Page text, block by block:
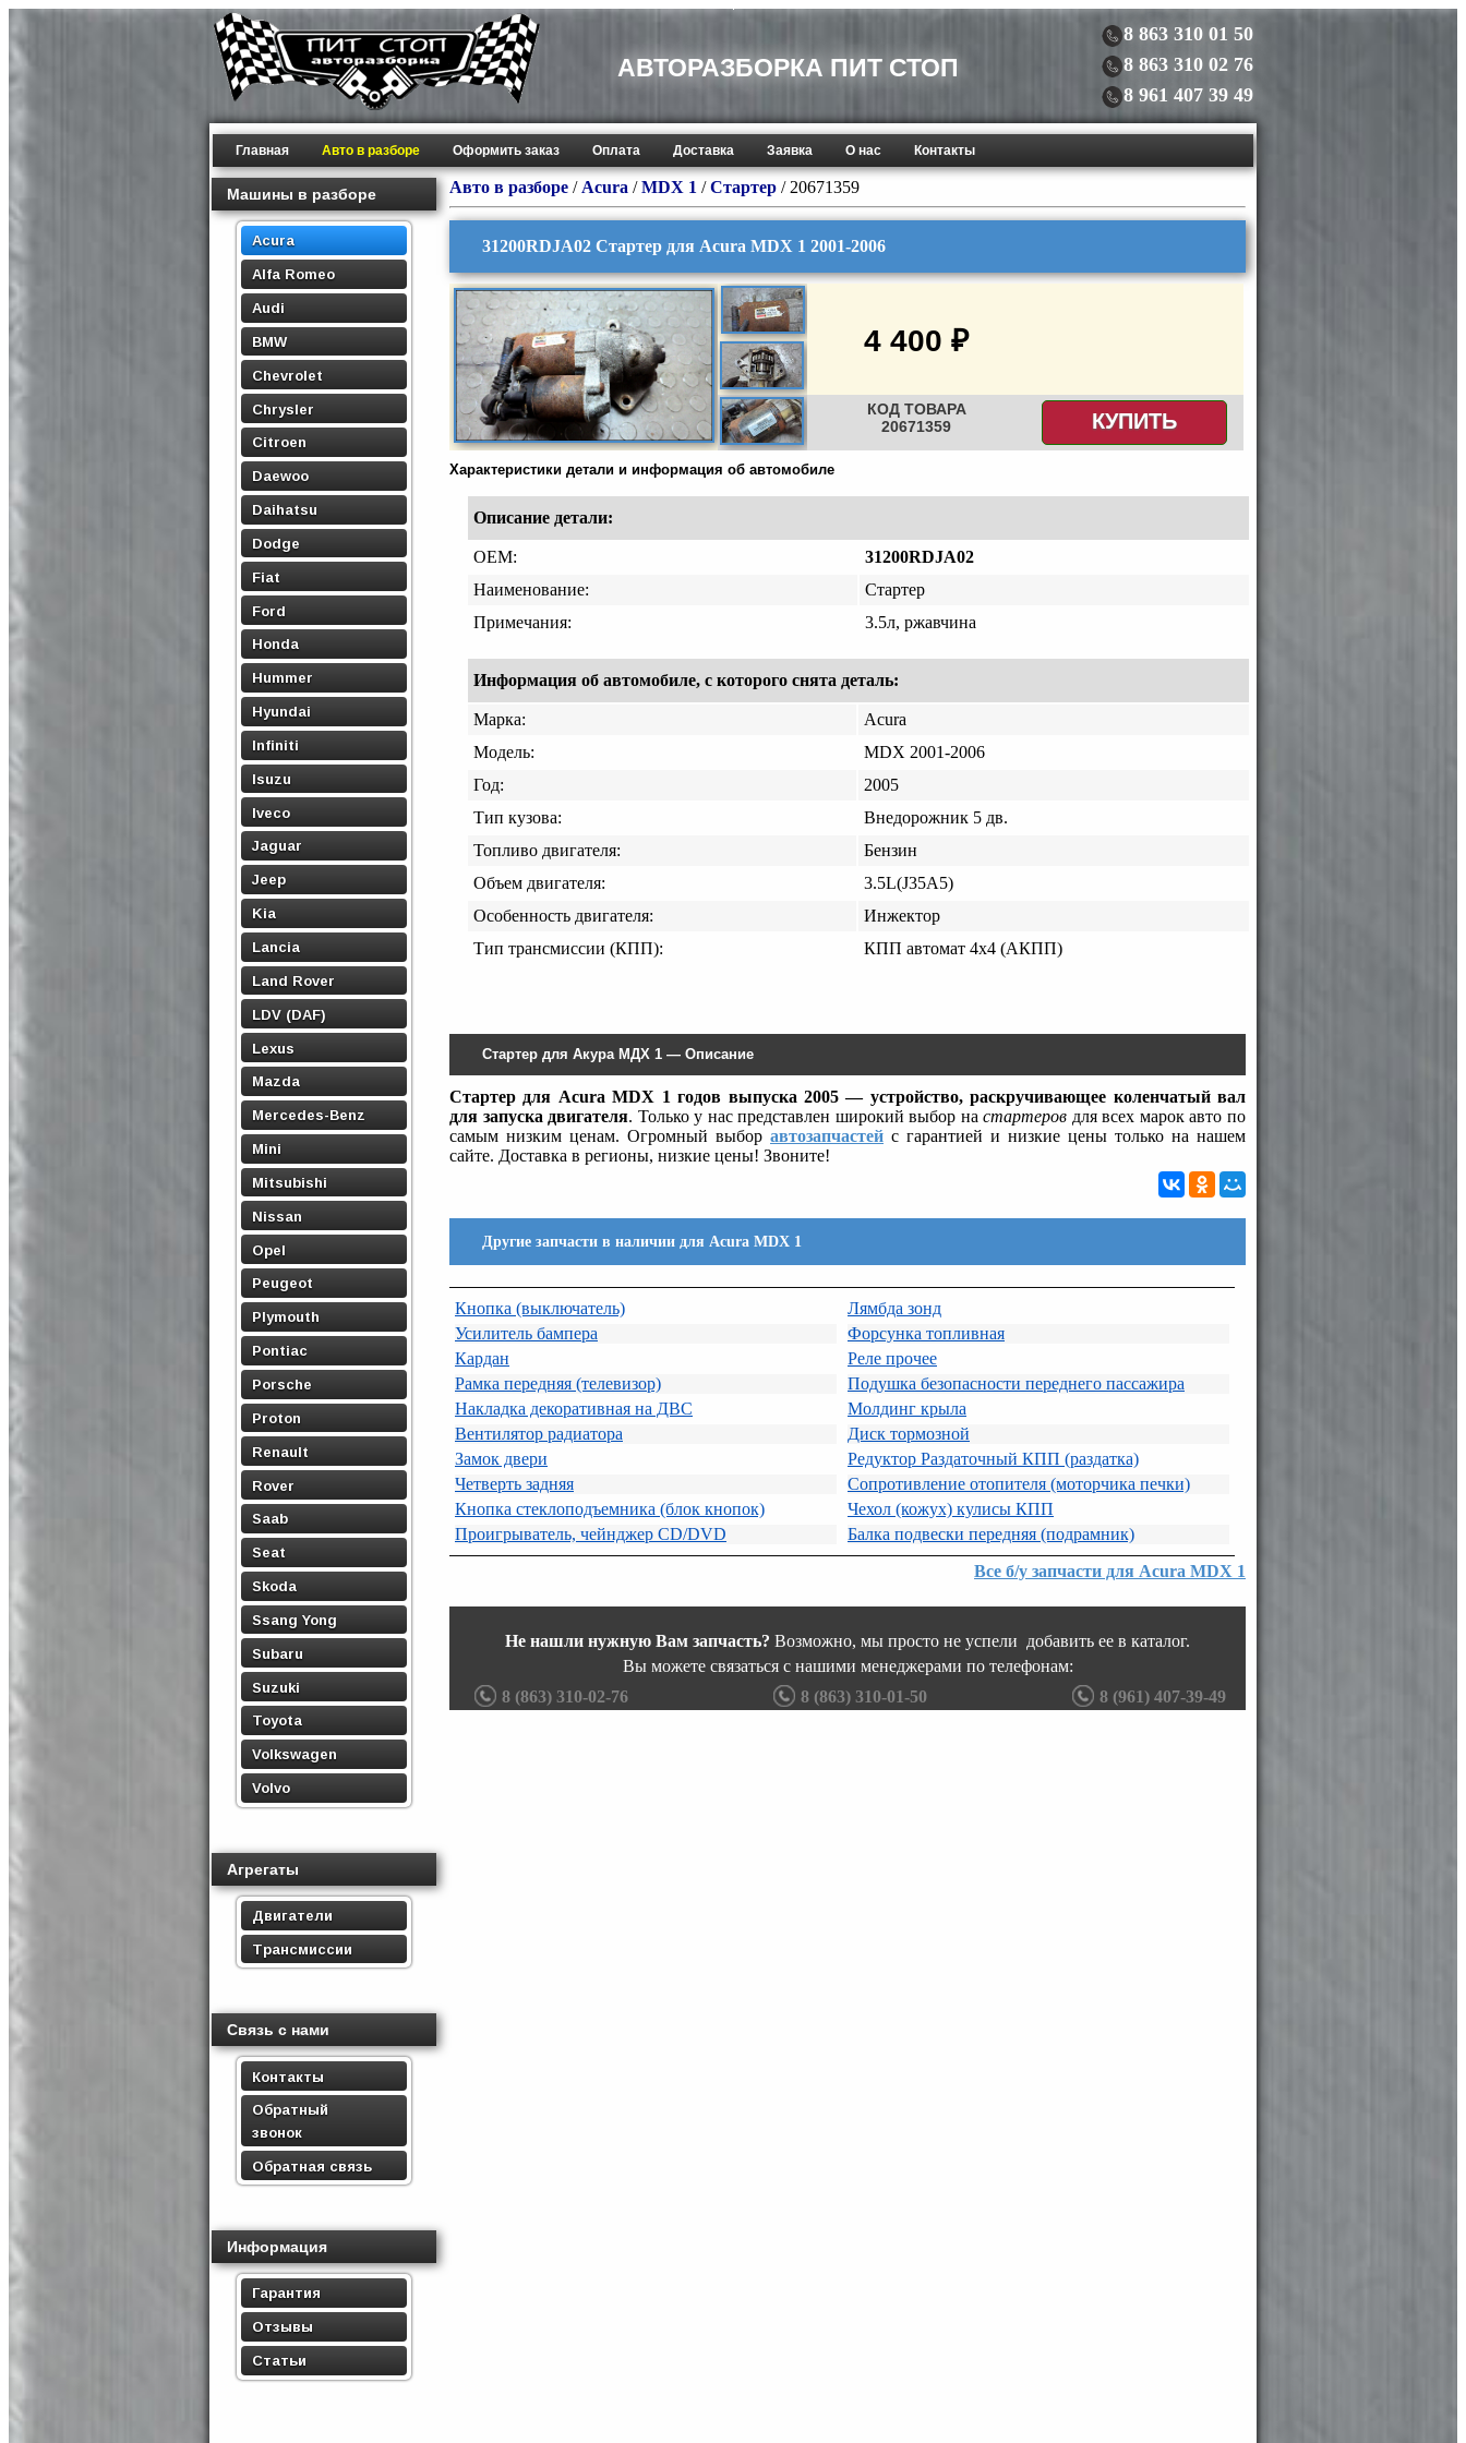
АВТОРАЗБОРКА ПИТ СТОП
8 863 310 01 50
8 863 310 02 76
8 961 407 39 49
Главная Авто в разборе Оформить заказ Оплата Доставка Заявка О нас Контакты
Машины в разборе
Acura
Alfa Romeo
Audi
BMW
Chevrolet
Chrysler
Citroen
Daewoo
Daihatsu
Dodge
Fiat
Ford
Honda
Hummer
Hyundai
Infiniti
Isuzu
Iveco
Jaguar
Jeep
Kia
Lancia
Land Rover
LDV (DAF)
Lexus
Mazda
Mercedes-Benz
Mini
Mitsubishi
Nissan
Opel
Peugeot
Plymouth
Pontiac
Porsche
Proton
Renault
Rover
Saab
Seat
Skoda
Ssang Yong
Subaru
Suzuki
Toyota
Volkswagen
Volvo
Агрегаты
Двигатели
Трансмиссии
Связь с нами
Контакты
Обратный
звонок
Обратная связь
Информация
Гарантия
Отзывы
Статьи
Авто в разборе / Acura /MDX 1 /Стартер / 20671359
31200RDJA02 Стартер для Acura MDX 1 2001-2006
4 400 ₽
КОД ТОВАРА
20671359
КУПИТЬ
Характеристики детали и информация об автомобиле
Описание детали:
OEM:
31200RDJA02
Наименование:
Стартер
Примечания:
3.5л, ржавчина
Информация об автомобиле, с которого снята деталь:
Марка:
Acura
Модель:
MDX 2001-2006
Год:
2005
Тип кузова:
Внедорожник 5 дв.
Топливо двигателя:
Бензин
Объем двигателя:
3.5L(J35A5)
Особенность двигателя:
Инжектор
Тип трансмиссии (КПП):
КПП автомат 4х4 (АКПП)
Стартер для Акура МДХ 1 — Описание
Стартер для Acura MDX 1 годов выпуска 2005 — устройство, раскручивающее коленчатый вал
для запуска двигателя. Только у нас представлен широкий выбор настартеров для всех марок авто по
самым низким ценам. Огромный выбор автозапчастей с гарантией и низкие цены только на нашем
сайте. Доставка в регионы, низкие цены! Звоните!
Другие запчасти в наличии для Acura MDX 1
Кнопка (выключатель)
Усилитель бампера
Кардан
Рамка передняя (телевизор)
Накладка декоративная на ДВС
Вентилятор радиатора
Замок двери
Четверть задняя
Кнопка стеклоподъемника (блок кнопок)
Проигрыватель, чейнджер CD/DVD
Лямбда зонд
Форсунка топливная
Реле прочее
Подушка безопасности переднего пассажира
Молдинг крыла
Диск тормозной
Редуктор Раздаточный КПП (раздатка)
Сопротивление отопителя (моторчика печки)
Чехол (кожух) кулисы КПП
Балка подвески передняя (подрамник)
Все б/у запчасти для Acura MDX 1
Не нашли нужную Вам запчасть? Возможно, мы просто не успели добавить ее в каталог.
Вы можете связаться с нашими менеджерами по телефонам:
8 (863) 310-02-76
8 (863) 310-01-50 8 (961) 407-39-49